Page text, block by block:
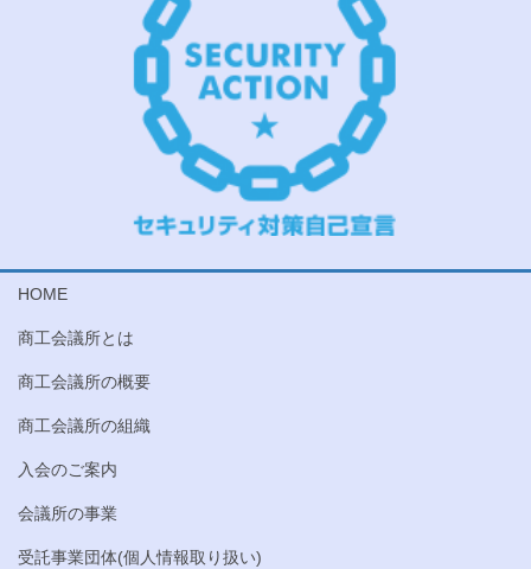
HOME
商工会議所とは
商工会議所の概要
商工会議所の組織
入会のご案内
会議所の事業
受託事業団体(個人情報取り扱い)